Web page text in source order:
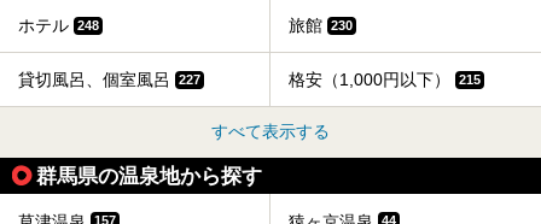
ホテル 248 旅館 230
貸切風呂、個室風呂 227 格安（1,000円以下） 215
すべて表示する
群馬県の温泉地から探す
157 44